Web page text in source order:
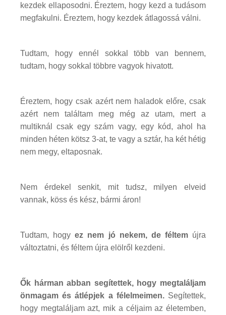
kezdek ellaposodni. Éreztem, hogy kezd a tudásom
megfakulni. Éreztem, hogy kezdek átlagossá válni.
Tudtam, hogy ennél sokkal több van bennem,
tudtam, hogy sokkal többre vagyok hivatott.
Éreztem, hogy csak azért nem haladok előre, csak
azért nem találtam meg még az utam, mert a
multiknál csak egy szám vagy, egy kód, ahol ha
minden héten kötsz 3-at, te vagy a sztár, ha két hétig
nem megy, eltaposnak.
Nem érdekel senkit, mit tudsz, milyen elveid
vannak, köss és kész, bármi áron!
Tudtam, hogyez nem jó nekem, de féltemújra
változtatni, és féltem újra elölről kezdeni.
Ők hárman abban segítettek, hogy megtaláljam
önmagam és átlépjek a félelmeimen.Segítettek,
hogy megtaláljam azt, mik a céljaim az életemben,